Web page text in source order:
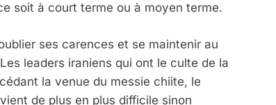
soit à court terme ou à moyen terme.
ses carences et se maintenir au
leaders iraniens qui ont le culte de la
la venue du messie chiite, le
de plus en plus difficile sinon